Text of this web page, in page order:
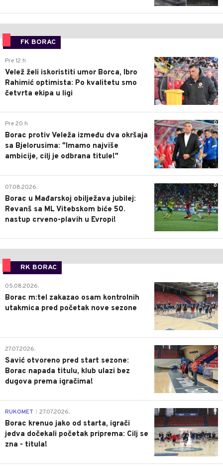
FK BORAC
0
Pre 12 h
Velež želi iskoristiti umor Borca, Ibro
Rahimić optimista: Po kvalitetu smo
četvrta ekipa u ligi
0
Pre 20 h
Borac protiv Veleža između dva okršaja
sa Bjelorusima: "Imamo najviše
ambicije, cilj je odbrana titule!"
0
07.08.2026.
Borac u Mađarskoj obilježava jubilej:
Revanš sa ML Vitebskom biće 50.
nastup crveno-plavih u Evropi!
RK BORAC
0
05.08.2026.
Borac m:tel zakazao osam kontrolnih
utakmica pred početak nove sezone
0
27.07.2026.
Savić otvoreno pred start sezone:
Borac napada titulu, klub ulazi bez
dugova prema igračima!
0
RUKOMET 27.07.2026.
Borac krenuo jako od starta, igrači
jedva dočekali početak priprema: Cilj se
zna - titula!